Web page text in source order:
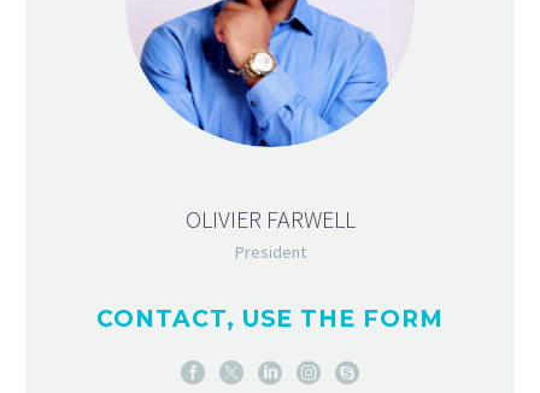
OLIVIER FARWELL
President
CONTACT, USE THE FORM